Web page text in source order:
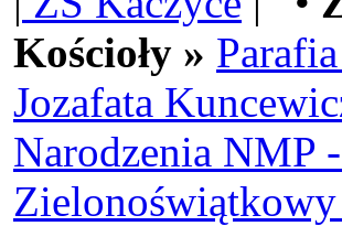
Kościoły »
Jozafata
Narodzenia NMP